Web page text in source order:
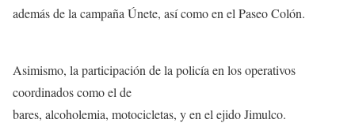
además de la campaña Únete, así como en el Paseo Colón.
Asimismo, la participación de la policía en los operativos
coordinados como el de
bares, alcoholemia, motocicletas, y en el ejido Jimulco.